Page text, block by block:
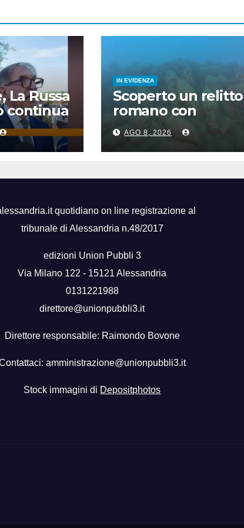
La Russa
continua
le
IN EVIDENZA
Scoperto un relitto
romano con
centinaia di anfore
al largo di Mazara
del Vallo
AGO 8, 2026
quotidiano on line registrazione al
tribunale di Alessandria n.48/2017
edizioni Union Pubbli 3
Via Milano 122 - 15121 Alessandria
0131221988
direttore@unionpubbli3.it
Direttore responsabile: Raimondo Bovone
amministrazione@unionpubbli3.it
Stock immagini di Depositphotos